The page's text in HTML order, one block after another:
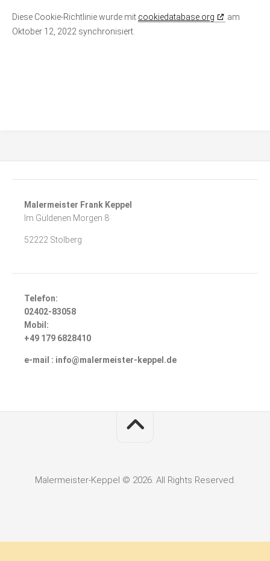
Diese Cookie-Richtlinie wurde mit cookiedatabase.org
am
Oktober 12, 2022 synchronisiert.
Malermeister Frank Keppel
Im Güldenen Morgen 8
52222 Stolberg
Telefon:
02402-83058
Mobil:
+49 179 6828410
e-mail : info@malermeister-keppel.de
Malermeister-Keppel © 2026. All Rights Reserved.